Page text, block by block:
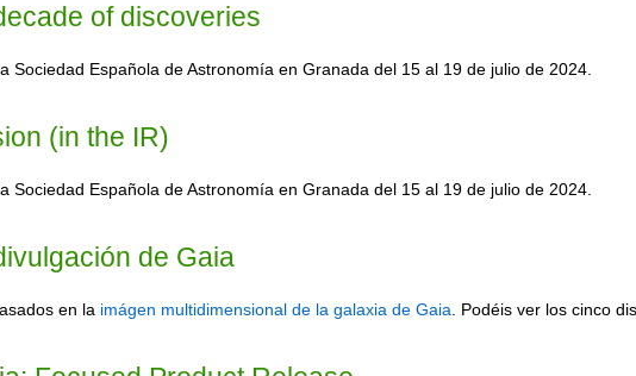
of discoveries
Española de Astronomía en Granada del 15 al 19 de julio de 2024.
(in the IR)
Española de Astronomía en Granada del 15 al 19 de julio de 2024.
de Gaia
en la imágen multidimensional de la galaxia de Gaia . Podéis ver los cinco